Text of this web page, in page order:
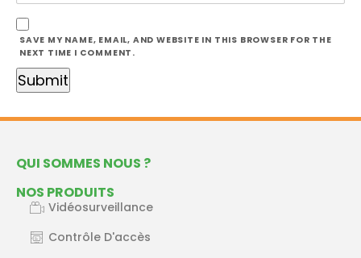
SAVE MY NAME, EMAIL, AND WEBSITE IN THIS BROWSER FOR THE
NEXT TIME I COMMENT.
QUI SOMMES NOUS ?
NOS PRODUITS
Vidéosurveillance
Contrôle D'accès